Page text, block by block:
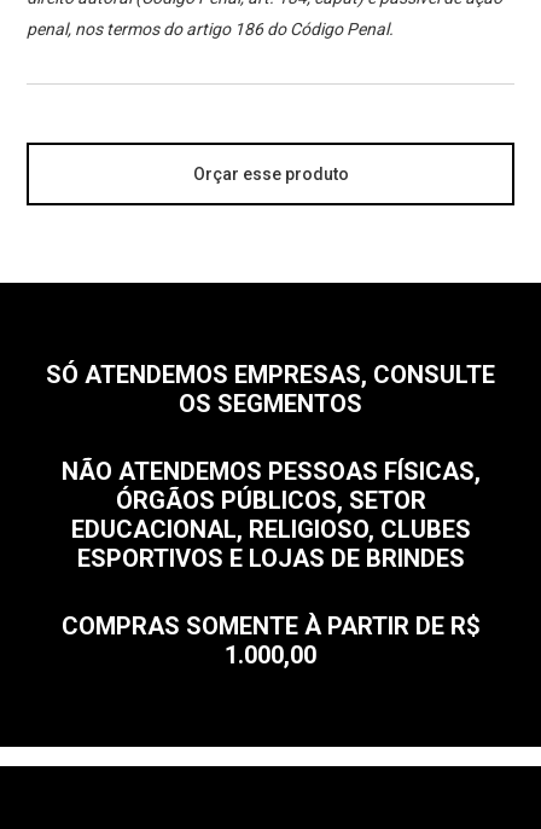
penal, nos termos do artigo 186 do Código Penal.
Orçar esse produto
SÓ ATENDEMOS EMPRESAS, CONSULTE
OS SEGMENTOS
NÃO ATENDEMOS PESSOAS FÍSICAS,
ÓRGÃOS PÚBLICOS, SETOR
EDUCACIONAL, RELIGIOSO, CLUBES
ESPORTIVOS E LOJAS DE BRINDES
COMPRAS SOMENTE À PARTIR DE R$
1.000,00